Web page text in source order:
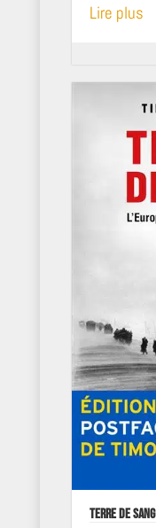
Lire plus
Terre de sang